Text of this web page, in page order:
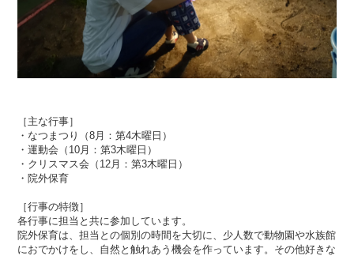
［主な行事］
・なつまつり（8月：第4木曜日）
・運動会（10月：第3木曜日）
・クリスマス会（12月：第3木曜日）
・院外保育
［行事の特徴］
各行事に担当と共に参加しています。
院外保育は、担当との個別の時間を大切に、少人数で動物園や水族館
におでかけをし、自然と触れあう機会を作っています。その他好きな